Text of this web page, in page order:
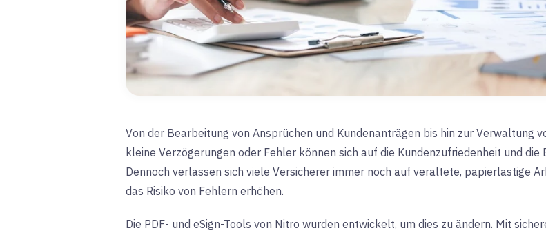
Von der Bearbeitung von Ansprüchen und Kundenanträgen bis hin zur Verwaltung
kleine Verzögerungen oder Fehler können sich auf die Kundenzufriedenheit und
Dennoch verlassen sich viele Versicherer immer noch auf veraltete, papierlastige
das Risiko von Fehlern erhöhen.
Die PDF- und eSign-Tools von Nitro wurden entwickelt, um dies zu ändern. Mit